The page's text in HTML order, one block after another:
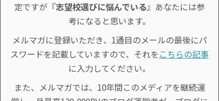
定ですが『志望校選びに悩んでいる』あなたには参
考になると思います。
メルマガに登録いただき、1通目のメールの最後にパ
スワードを記載していますので、それを こちらの記事
に入力してください。
また、メルマガでは、10年間このメディアを継続運